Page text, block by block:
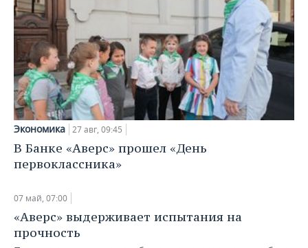
Экономика 27 авг, 09:45
В Банке «Аверс» прошел «День
первоклассника»
07 май, 07:00
«Аверс» выдерживает испытания на
прочность